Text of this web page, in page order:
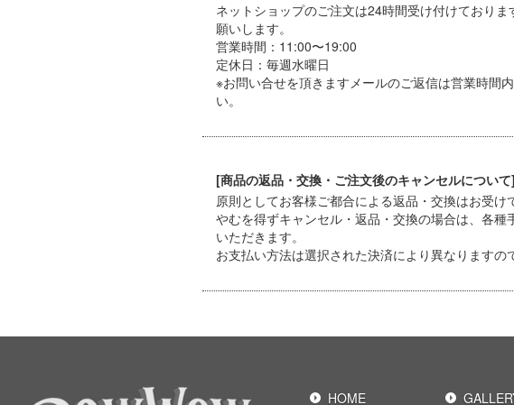
ネットショップのご注文は24時間受け付けており
願いします。
営業時間：11:00〜19:00
定休日：毎週水曜日
※お問い合せを頂きますメールのご返信は営業時間
い。
[商品の返品・交換・ご注文後のキャンセルについて]
原則としてお客様ご都合による返品・交換はお受け
やむを得ずキャンセル・返品・交換の場合は、各
いただきます。
お支払い方法は選択された決済により異なりますの
HOME